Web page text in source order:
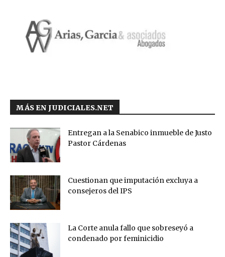
MÁS EN JUDICIALES.NET
Entregan a la Senabico inmueble de Justo
Pastor Cárdenas
Cuestionan que imputación excluya a
consejeros del IPS
La Corte anula fallo que sobreseyó a
condenado por feminicidio